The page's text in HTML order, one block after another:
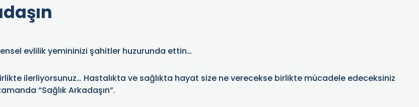
evlilik yemininizi şahitler huzurunda ettin…
ilerliyorsunuz… Hastalıkta ve sağlıkta hayat size ne verecekse birlikte mücadele edeceksiniz
“Sağlık Arkadaşın”.